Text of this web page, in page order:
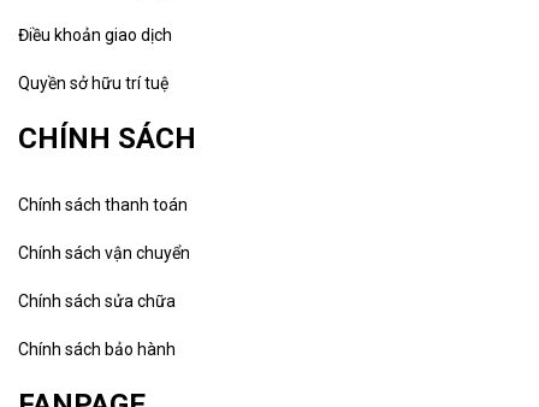
Điều khoản giao dịch
Quyền sở hữu trí tuệ
CHÍNH SÁCH
Chính sách thanh toán
Chính sách vận chuyển
Chính sách sửa chữa
Chính sách bảo hành